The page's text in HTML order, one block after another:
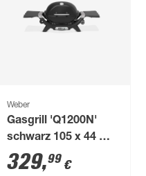
Weber
Gasgrill 'Q1200N'
schwarz 105 x 44 x
38 cm
329,99 €